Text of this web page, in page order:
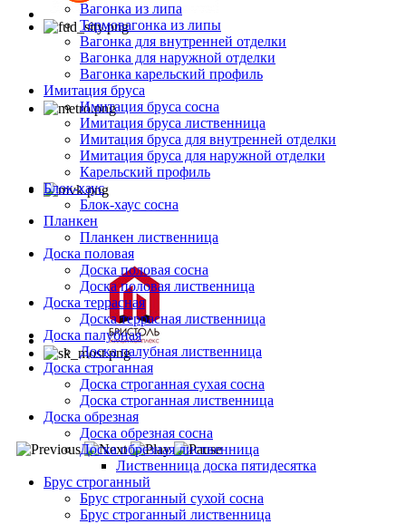
Вагонка из липа
Термовагонка из липы
Вагонка для внутренней отделки
Вагонка для наружной отделки
Вагонка карельский профиль
Имитация бруса
Имитация бруса сосна
Имитация бруса лиственница
Имитация бруса для внутренней отделки
Имитация бруса для наружной отделки
Карельский профиль
Блок-хаус
Блок-хаус сосна
Планкен
Планкен лиственница
Доска половая
Доска половая сосна
Доска половая лиственница
Доска террасная
Доска террасная лиственница
Доска палубная
Доска палубная лиственница
Доска строганная
Доска строганная сухая сосна
Доска строганная лиственница
Доска обрезная
Доска обрезная сосна
Доска обрезная лиственница
Лиственница доска пятидесятка
Брус строганный
Брус строганный сухой сосна
Брус строганный лиственница